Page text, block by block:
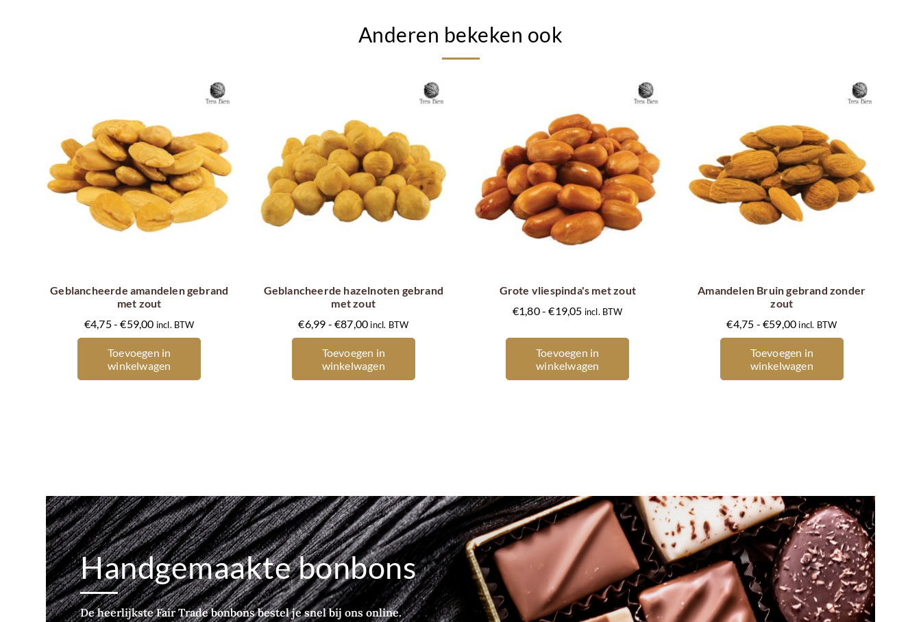
Anderen bekeken ook
Geblancheerde amandelen gebrand
met zout
€4,75- €59,00Prijsklasse:
€4,75
tot
€59,00
incl. BTW
Toevoegen in
winkelwagen
meerdere
variaties.
Deze
optie
kan
gekozen
Geblancheerde hazelnoten gebrand
met zout
€6,99 - €87,00Prijsklasse:
€6,99
tot
€87,00
incl. BTW
Toevoegen in
winkelwagen
meerdere
variaties.
Deze
optie
kan
gekozen
Grote vliespinda's met zout
€1,80- €19,05Prijsklasse:
€19,05
incl. BTW
Toevoegen in
winkelwagen
Dit
meerdere
variaties.
optie
kan
gekozen
Amandelen Bruin gebrand zonder
zout
€4,75 - €59,00Prijsklasse:
€4,75
tot
€59,00
incl. BTW
Toevoegen in
winkelwagen
meerdere
variaties.
Deze
optie
kan
gekozen
Handgemaakte bonbons
De heerlijkste Fair Trade bonbons bestel je snel bij ons online.